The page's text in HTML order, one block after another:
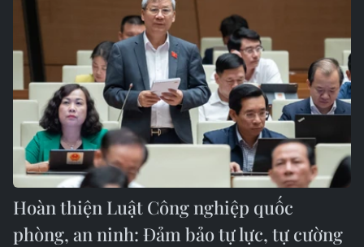
Hoàn thiện Luật Công nghiệp quốc
phòng, an ninh: Đảm bảo tự lực, tự cường